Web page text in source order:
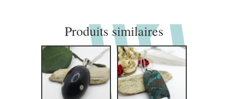
Produits similaires